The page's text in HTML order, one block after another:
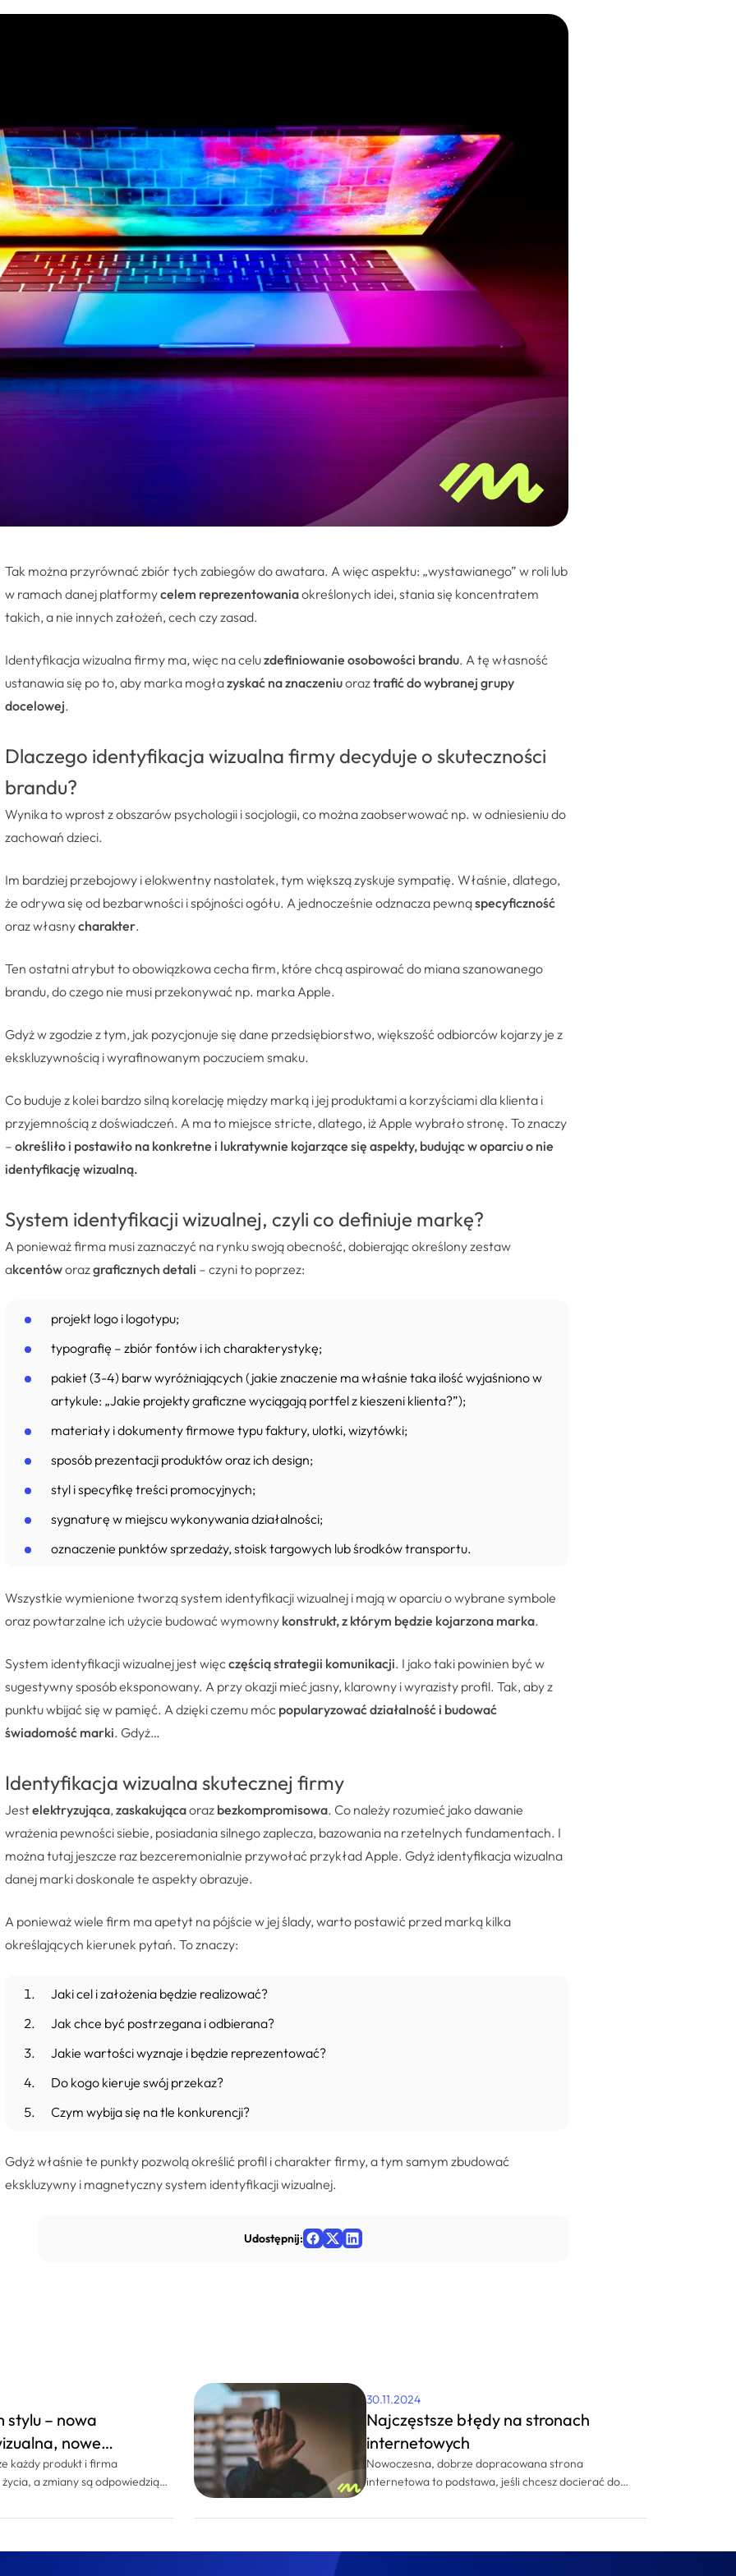
Tak można przyrównać zbiór tych zabiegów do awatara. A więc aspektu: „wystawianego” w roli lub
w ramach danej platformycelem reprezentowaniaokreślonych idei, stania się koncentratem
takich, a nie innych założeń, cech czy zasad.
Identyfikacja wizualna firmy ma, więc na celuzdefiniowanie osobowości brandu. A tę własność
ustanawia się po to, aby marka mogłazyskać na znaczeniuoraztrafić do wybranej grupy
docelowej.
Dlaczego identyfikacja wizualna firmy decyduje o skuteczności
brandu?
Wynika to wprost z obszarów psychologii i socjologii, co można zaobserwować np. w odniesieniu do
zachowań dzieci.
Im bardziej przebojowy i elokwentny nastolatek, tym większą zyskuje sympatię. Właśnie, dlatego,
że odrywa się od bezbarwności i spójności ogółu. A jednocześnie odznacza pewnąspecyficzność
oraz własnycharakter.
Ten ostatni atrybut to obowiązkowa cecha firm, które chcą aspirować do miana szanowanego
brandu, do czego nie musi przekonywać np. marka Apple.
Gdyż w zgodzie z tym, jak pozycjonuje się dane przedsiębiorstwo, większość odbiorców kojarzy je z
ekskluzywnością i wyrafinowanym poczuciem smaku.
Co buduje z kolei bardzo silną korelację między marką i jej produktami a korzyściami dla klienta i
przyjemnością z doświadczeń. A ma to miejsce stricte, dlatego, iż Apple wybrało stronę. To znaczy
– określiło i postawiło na konkretne i lukratywnie kojarzące się aspekty, budując w oparciu o nie
identyfikację wizualną.
System identyfikacji wizualnej, czyli co definiuje markę?
A ponieważ firma musi zaznaczyć na rynku swoją obecność, dobierając określony zestaw
akcentóworazgraficznych detali – czyni to poprzez:
projekt logo i logotypu;
typografię – zbiór fontów i ich charakterystykę;
pakiet (3-4) barw wyróżniających (jakie znaczenie ma właśnie taka ilość wyjaśniono w
artykule: „Jakie projekty graficzne wyciągają portfel z kieszeni klienta?”);
materiały i dokumenty firmowe typu faktury, ulotki, wizytówki;
sposób prezentacji produktów oraz ich design;
styl i specyfikę treści promocyjnych;
sygnaturę w miejscu wykonywania działalności;
oznaczenie punktów sprzedaży, stoisk targowych lub środków transportu.
Wszystkie wymienione tworzą system identyfikacji wizualnej i mają w oparciu o wybrane symbole
oraz powtarzalne ich użycie budować wymowny konstrukt, z którym będzie kojarzona marka.
System identyfikacji wizualnej jest więcczęścią strategii komunikacji. I jako taki powinien być w
sugestywny sposób eksponowany. A przy okazji mieć jasny, klarowny i wyrazisty profil. Tak, aby z
punktu wbijać się w pamięć. A dzięki czemu móc popularyzować działalność i budować
świadomość marki. Gdyż…
Identyfikacja wizualna skutecznej firmy
Jestelektryzująca,zaskakującaoraz bezkompromisowa. Co należy rozumieć jako dawanie
wrażenia pewności siebie, posiadania silnego zaplecza, bazowania na rzetelnych fundamentach. I
można tutaj jeszcze raz bezceremonialnie przywołać przykład Apple. Gdyż identyfikacja wizualna
danej marki doskonale te aspekty obrazuje.
A ponieważ wiele firm ma apetyt na pójście w jej ślady, warto postawić przed marką kilka
określających kierunek pytań. To znaczy:
Jaki cel i założenia będzie realizować?
Jak chce być postrzegana i odbierana?
Jakie wartości wyznaje i będzie reprezentować?
Do kogo kieruje swój przekaz?
Czym wybija się na tle konkurencji?
Gdyż właśnie te punkty pozwolą określić profil i charakter firmy, a tym samym zbudować
ekskluzywny i magnetyczny system identyfikacji wizualnej.
Udostępnij:
stylu – nowa
nowe
każdy produkt i firma
a zmiany są odpowiedzią
naszego podejścia do pracy. Od
opartym na iteracjach i
30.11.2024
Najczęstsze błędy na stronach
internetowych
Nowoczesna, dobrze dopracowana strona
internetowa to podstawa, jeśli chcesz docierać do
www Twojej firmy może nie spełniać oczekiwań
przygotowania strony internetowej i chcesz mieć